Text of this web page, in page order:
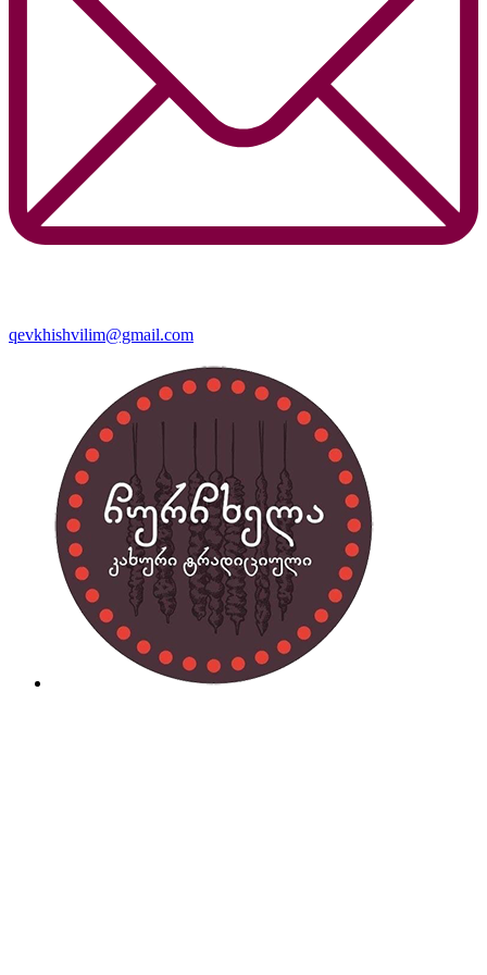
qevkhishvilim@gmail.com